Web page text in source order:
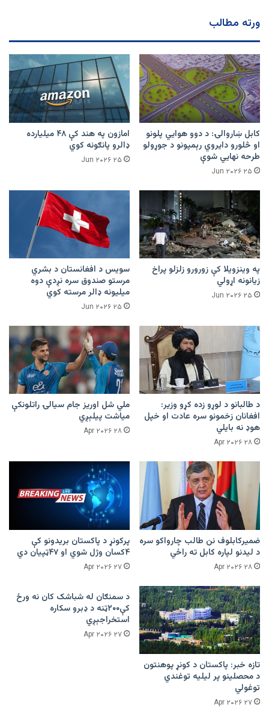
ورته مطالب
کابل ښاروالۍ: د دوو هوايي پلونو
او څلورو دایروي رېمپونو د جوړولو
طرحه نهایي شوې
۲۵ Jun ۲۰۲۶
امازون په هند کې ۴۸ میلیارده
ډالرو پانګونه کوي
۲۵ Jun ۲۰۲۶
په وینزویلا کې زورورو زلزلو پراخ
زیانونه اړولي
۲۵ Jun ۲۰۲۶
سویس د افغانستان د بشري
مرستو صندوق سره نږدې دوه
میلیونه ډالر مرسته کوي
۲۵ Jun ۲۰۲۶
د طالبانو د لوړو زده کړو وزیر:
افغانان زخمونو سره عادت او خپل
هوډ نه بایلي
۲۸ Apr ۲۰۲۶
ملي شل اوریز جام سیالۍ راتلونکې
میاشت پیلېږي
۲۸ Apr ۲۰۲۶
ضمیرکابلوف نن طالب چارواکو سره
د لیدنو لپاره کابل ته راځي
۲۸ Apr ۲۰۲۶
پرکونړ د پاکستان بریدونو کې
۴کسان وژل شوي او ۴۷ټپیان دي
۲۷ Apr ۲۰۲۶
تازه خبر: پاکستان د کونړ پوهنتون
د محصلینو پر لیلیه توغندي
توغولي
۲۷ Apr ۲۰۲۶
د سمنګان له شباشک کان نه ورځ
کې۲۰۰ټنه د ډبرو سکاره
استخراجېږي
۲۷ Apr ۲۰۲۶